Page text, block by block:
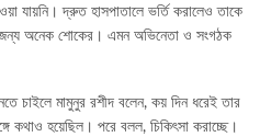
যায়নি। দ্রুত হাসপাতালে ভর্তি করালেও তাকে
জন্য অনেক শোকের। এমন অভিনেতা ও সংগঠক
চাইলে মামুনুর রশীদ বলেন, কয় দিন ধরেই তার
কথাও হয়েছিল। পরে বলল, চিকিৎসা করাচ্ছে।